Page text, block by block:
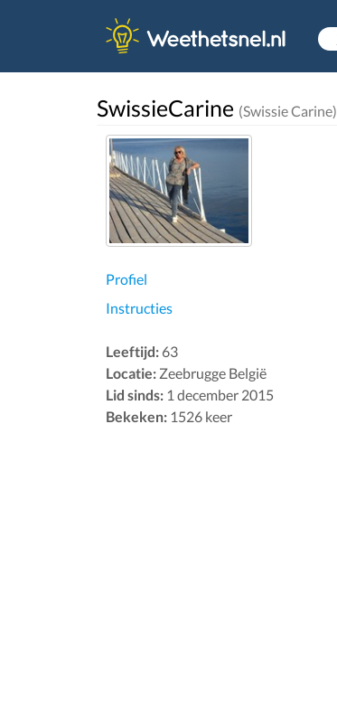
SwissieCarine (Swissie Carine)
Profiel
Instructies
Leeftijd: 63
Locatie: Zeebrugge België
Lid sinds: 1 december 2015
Bekeken: 1526 keer